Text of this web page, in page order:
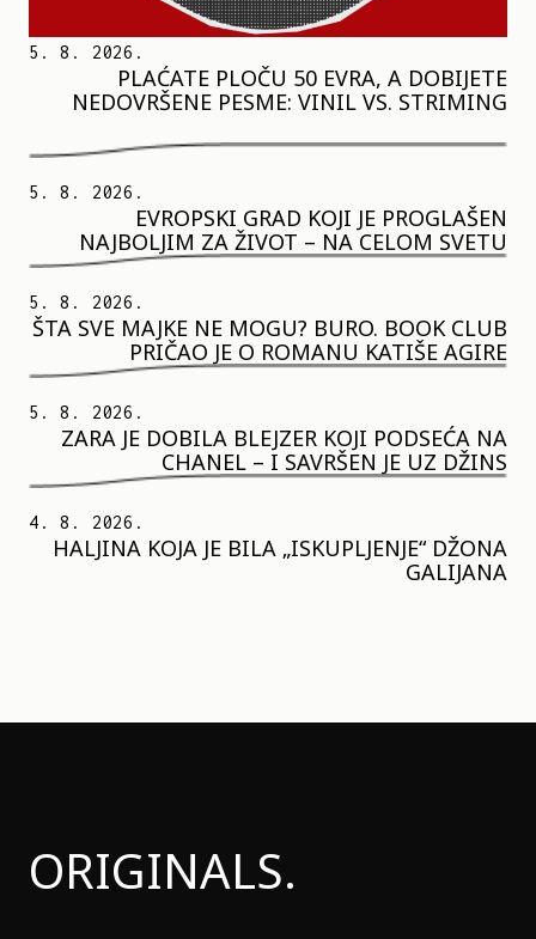
5. 8. 2026.
PLAĆATE PLOČU 50 EVRA, A DOBIJETE
NEDOVRŠENE PESME: VINIL VS. STRIMING
5. 8. 2026.
EVROPSKI GRAD KOJI JE PROGLAŠEN
NAJBOLJIM ZA ŽIVOT – NA CELOM SVETU
5. 8. 2026.
ŠTA SVE MAJKE NE MOGU? BURO. BOOK CLUB
PRIČAO JE O ROMANU KATIŠE AGIRE
5. 8. 2026.
ZARA JE DOBILA BLEJZER KOJI PODSEĆA NA
CHANEL – I SAVRŠEN JE UZ DŽINS
4. 8. 2026.
HALJINA KOJA JE BILA „ISKUPLJENJE“ DŽONA
GALIJANA
ORIGINALS.